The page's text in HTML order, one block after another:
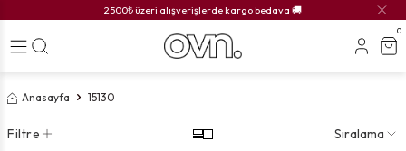
2500₺ üzeri alışverişlerde kargo bedava 🚚
0
Anasayfa 15130
Filtre Sıralama